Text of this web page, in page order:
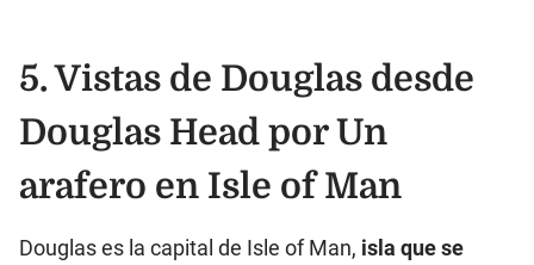
5. Vistas de Douglas desde
Douglas Head porUn
arafero en Isle of Man
Douglas es la capital de Isle of Man, isla que se